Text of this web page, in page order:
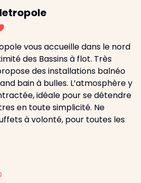
vous accueille dans le nord
des Bassins à flot. Très
des installations balnéo
bain à bulles. L’atmosphère y
idéale pour se détendre
en toute simplicité. Ne
à volonté, pour toutes les